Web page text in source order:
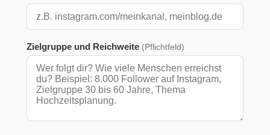
Zielgruppe und Reichweite (Pflichtfeld)